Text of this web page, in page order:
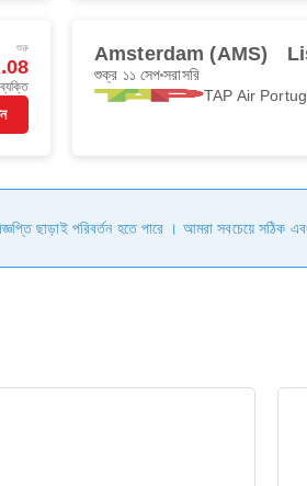
শুরু Amsterdam (AMS)
শুক্র ১১ সেপসরাসরি
TAP Air
ছাড়াই পরিবর্তন হতে পারে । আমরা সবচেয়ে সঠিক